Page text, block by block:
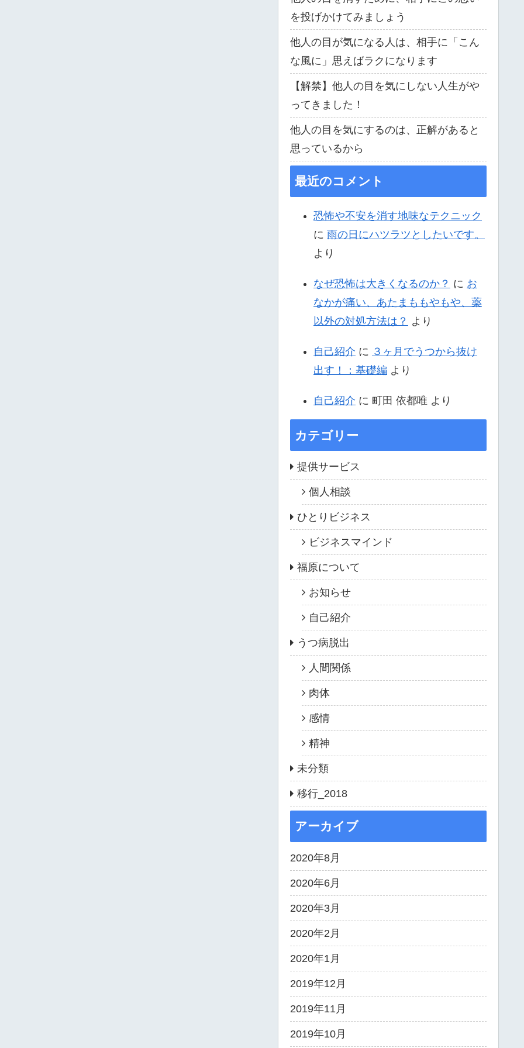
を投げかけてみましょう
他人の目が気になる人は、相手に「こん
な風に」思えばラクになります
【解禁】他人の目を気にしない人生がや
ってきました！
他人の目を気にするのは、正解があると
思っているから
最近のコメント
恐怖や不安を消す地味なテクニック
に 雨の日にハツラツとしたいです。
より
なぜ恐怖は大きくなるのか？ に お
なかが痛い、あたまももやもや、薬
以外の対処方法は？ より
自己紹介 に ３ヶ月でうつから抜け
出す！：基礎編 より
自己紹介 に 町田 依都唯 より
カテゴリー
提供サービス
個人相談
ひとりビジネス
ビジネスマインド
福原について
お知らせ
自己紹介
うつ病脱出
人間関係
肉体
感情
精神
未分類
移行_2018
アーカイブ
2020年8月
2020年6月
2020年3月
2020年2月
2020年1月
2019年12月
2019年11月
2019年10月